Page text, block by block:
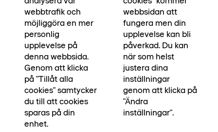
köpa hus. Du betalar i två enkla steg: först en
handpenning på endast 100 000 kr och sedan
resterande köpeskilling på tillträdesdagen. Vi har
även sänkt priset på utvalda radhus. För mer
information om exakt vilka, se bostäder till salu.
Erbjudandet är tidsbegränsat fram till 31 augusti
2026. Kompensation för lagfartskostnaden görs
genom en prisreduktion på köpeskillingen. Boka
en visning genom att kontakta mäklare.
Kontakta mäklare
webbtrafik och
möjliggöra en mer
personlig
upplevelse på
denna webbsida.
Genom att klicka
på "Tillåt alla
cookies" samtycker
du till att cookies
sparas på din
enhet.
webbsidan att
fungera men din
upplevelse kan bli
påverkad. Du kan
när som helst
justera dina
inställningar
genom att klicka på
"Ändra
inställningar".